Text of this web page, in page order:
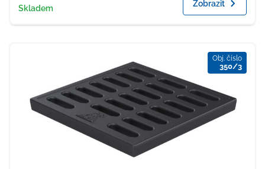
Dostupnost
Skladem Zobrazit
Obj. číslo
350/3